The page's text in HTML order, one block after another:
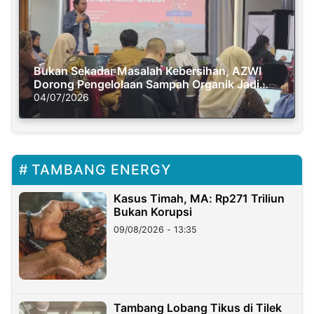
Bukan Sekadar Masalah Kebersihan, AZWI
Dorong Pengelolaan Sampah Organik Jadi
Solusi Krisis Iklim
04/07/2026
TAMBANG ENERGY
Kasus Timah, MA: Rp271 Triliun
Bukan Korupsi
09/08/2026 - 13:35
Tambang Lobang Tikus di Tilek